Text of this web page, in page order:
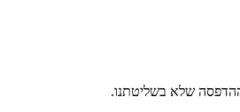
ההדפסה שלא בשליטתנו.